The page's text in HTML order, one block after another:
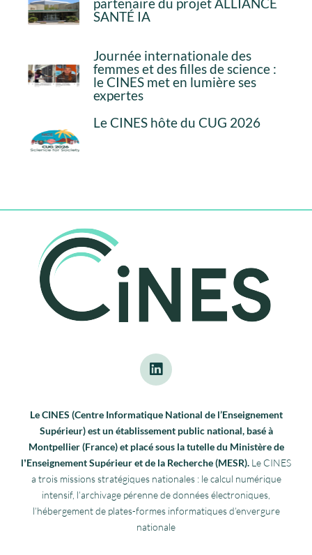
partenaire du projet ALLIANCE
SANTÉ IA
Journée internationale des
femmes et des filles de science :
le CINES met en lumière ses
expertes
Le CINES hôte du CUG 2026
Le CINES (Centre Informatique National de l’Enseignement
Supérieur) est un établissement public national, basé à
Montpellier (France) et placé sous la tutelle du Ministère de
lʼEnseignement Supérieur et de la Recherche (MESR). Le CINES
a trois missions stratégiques nationales : le calcul numérique
intensif, l’archivage pérenne de données électroniques,
l’hébergement de plates-formes informatiques d’envergure
nationale